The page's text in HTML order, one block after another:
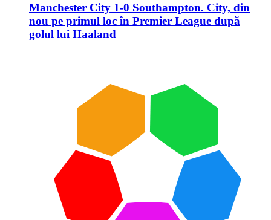
Manchester City 1-0 Southampton. City, din
nou pe primul loc în Premier League după
golul lui Haaland